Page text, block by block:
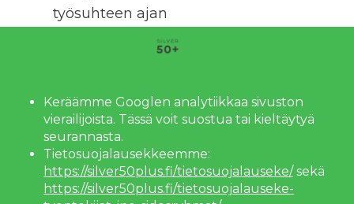
työsuhteen ajan
Katso avoimet työpaikat